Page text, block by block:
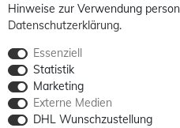
Hinweise zur Verwendung
Daten­schutz­erklärung.
Essenziell
Statistik
Marketing
Externe Medien
DHL Wunschzustellung